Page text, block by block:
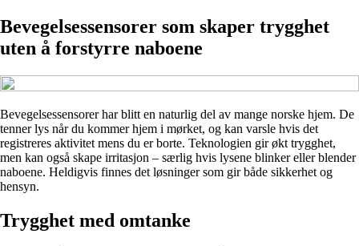
Bevegelsessensorer som skaper trygghet
uten å forstyrre naboene
Bevegelsessensorer har blitt en naturlig del av mange norske hjem. De
tenner lys når du kommer hjem i mørket, og kan varsle hvis det
registreres aktivitet mens du er borte. Teknologien gir økt trygghet,
men kan også skape irritasjon – særlig hvis lysene blinker eller blender
naboene. Heldigvis finnes det løsninger som gir både sikkerhet og
hensyn.
Trygghet med omtanke